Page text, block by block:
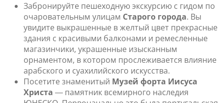
Забронируйте пешеходную экскурсию с гидом по
очаровательным улицам Старого города. Вы
увидите выкрашенные в желтый цвет прекрасные
здания с красивыми балконами и ремесленные
магазинчики, украшенные изысканным
орнаментом, в котором прослеживается влияние
арабского и суахилийского искусства.
Посетите знаменитый Музей форта Иисуса
Христа ― памятник всемирного наследия